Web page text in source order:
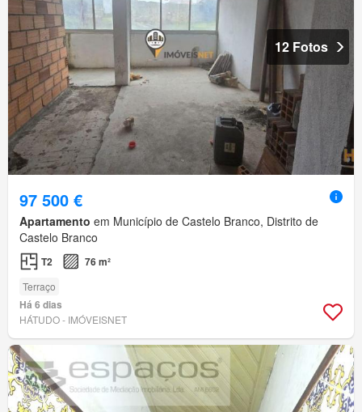
12 Fotos
97 500 €
Apartamento em Município de Castelo Branco, Distrito de
Castelo Branco
T2 76 m²
Terraço
Há 6 dias
HÁTUDO - IMÓVEISNET